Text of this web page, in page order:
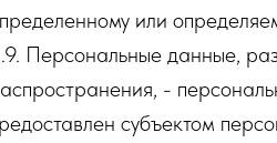
или
Персональные данные,
-
субъектом